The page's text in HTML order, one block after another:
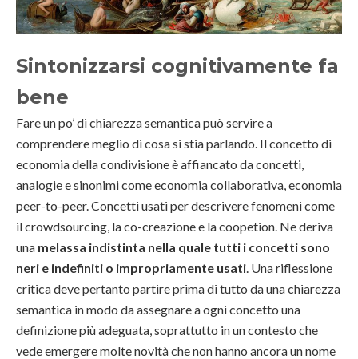
Sintonizzarsi cognitivamente fa
bene
Fare un po’ di chiarezza semantica può servire a
comprendere meglio di cosa si stia parlando. Il concetto di
economia della condivisione è affiancato da concetti,
analogie e sinonimi come economia collaborativa, economia
peer-to-peer. Concetti usati per descrivere fenomeni come
il crowdsourcing, la co-creazione e la coopetion. Ne deriva
una melassa indistinta nella quale tutti i concetti sono
neri e indefiniti o impropriamente usati. Una riflessione
critica deve pertanto partire prima di tutto da una chiarezza
semantica in modo da assegnare a ogni concetto una
definizione più adeguata, soprattutto in un contesto che
vede emergere molte novità che non hanno ancora un nome